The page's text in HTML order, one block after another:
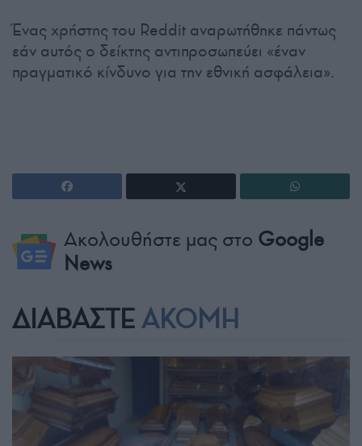
Ένας χρήστης του Reddit αναρωτήθηκε πάντως
εάν αυτός ο δείκτης αντιπροσωπεύει «έναν
πραγματικό κίνδυνο για την εθνική ασφάλεια».
Ακολουθήστε μας στο Google
News
ΔΙΑΒΑΣΤΕ ΑΚΟΜΗ